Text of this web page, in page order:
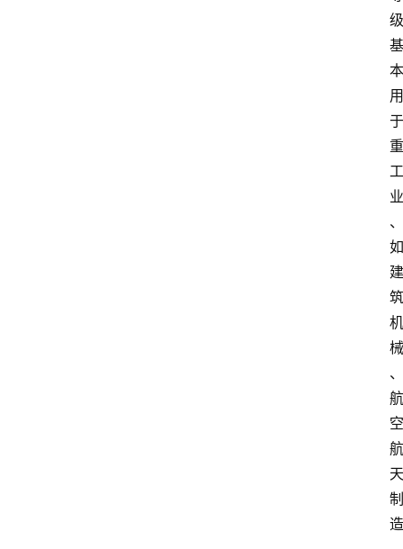
级
基
本
用
于
重
工
业
、
如
建
筑
机
械
、
航
空
航
天
制
造